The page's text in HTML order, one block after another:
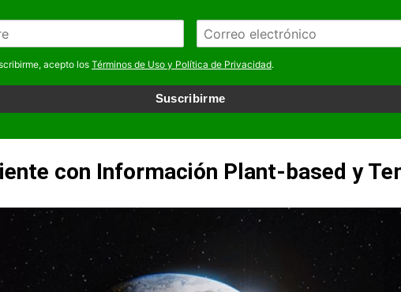
E
m
a
l
*
acepto losTérminos de Uso y Política de Privacidad.
Suscribirme
con Información Plant-based y